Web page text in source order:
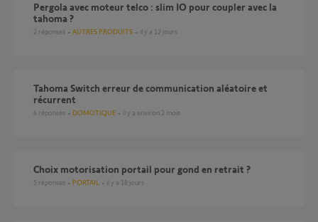
pergola avec moteur telco : slim IO pour coupler avec la
tahoma ?
2 réponses AUTRES PRODUITS il y a 12 jours
Tahoma Switch erreur de communication aléatoire et
récurrent
4 réponses DOMOTIQUE il y a environ 2 mois
Choix motorisation portail pour gond en retrait ?
5 réponses PORTAIL il y a 18 jours